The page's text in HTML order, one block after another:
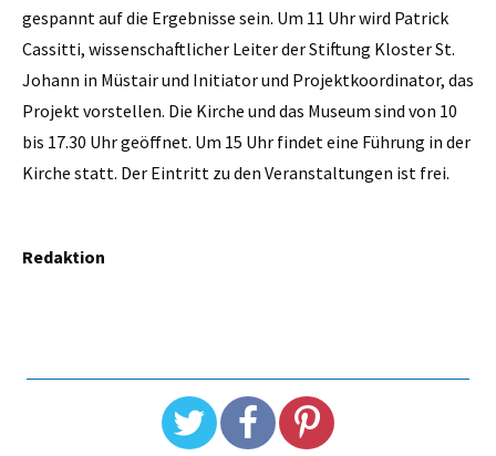
gespannt auf die Ergebnisse sein. Um 11 Uhr wird Patrick
Cassitti, wissenschaftlicher Leiter der Stiftung Kloster St.
Johann in Müstair und Initiator und Projektkoordinator, das
Projekt vorstellen. Die Kirche und das Museum sind von 10
bis 17.30 Uhr geöffnet. Um 15 Uhr findet eine Führung in der
Kirche statt. Der Eintritt zu den Veranstaltungen ist frei.
Redaktion